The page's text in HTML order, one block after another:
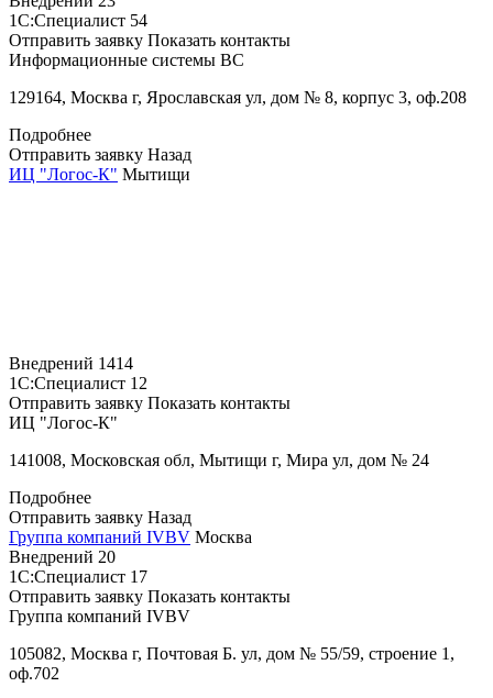
1С:Специалист 54
Отправить заявку Показать контакты
Информационные системы ВС
129164, Москва г, Ярославская ул, дом № 8, корпус 3, оф.208
Подробнее
Отправить заявку Назад
ИЦ "Логос-К" Мытищи
Внедрений 1414
1С:Специалист 12
Отправить заявку Показать контакты
ИЦ "Логос-К"
141008, Московская обл, Мытищи г, Мира ул, дом № 24
Подробнее
Отправить заявку Назад
Группа компаний IVBV Москва
Внедрений 20
1С:Специалист 17
Отправить заявку Показать контакты
Группа компаний IVBV
105082, Москва г, Почтовая Б. ул, дом № 55/59, строение 1,
оф.702